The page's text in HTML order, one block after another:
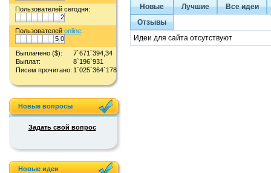
Пользователей сегодня:
2
Пользователей online:
5 0
Выплачено ($):
7`671`394,34
Выплат:
8`196`931
Писем прочитано: 1`025`364`178
Новые вопросы
Задать свой вопрос
Новые идеи
Новые
Лучшие
Все идеи
Отзывы
Идеи для сайта отсутствуют